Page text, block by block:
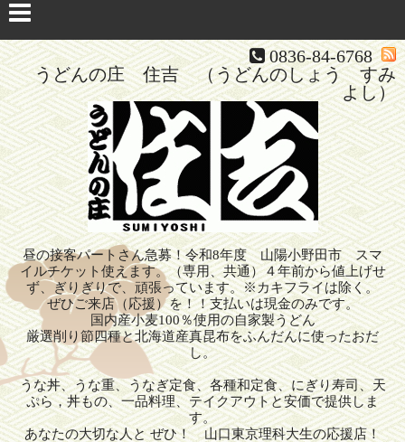
0836-84-6768
うどんの庄 住吉 （うどんのしょう すみ
よし）
昼の接客パートさん急募！令和8年度 山陽小野田市 スマ
イルチケット使えます。（専用、共通）４年前から値上げせ
ず、ぎりぎりで、頑張っています。※カキフライは除く。
ぜひご来店（応援）を！！支払いは現金のみです。
国内産小麦100％使用の自家製うどん
厳選削り節四種と北海道産真昆布をふんだんに使ったおだ
し。
うな丼、うな重、うなぎ定食、各種和定食、にぎり寿司、天
ぷら，丼もの、一品料理、テイクアウトと安価で提供しま
す。
あなたの大切な人と ぜひ！ 山口東京理科大生の応援店！